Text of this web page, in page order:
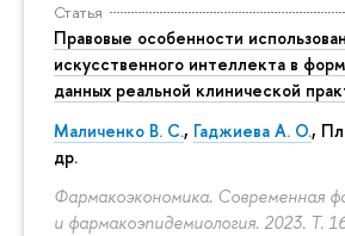
Статья
Правовые особенности
искусственного интеллекта в
данных реальной клинической
Маличенко В. С., Гаджиева А. О.,
др.
Фармакоэкономика. Современная
и фармакоэпидемиология. 2023. Т.